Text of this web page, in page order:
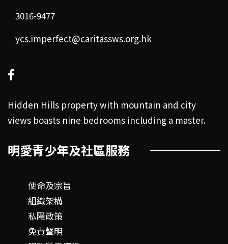
3016-9477
ycs.imperfect@caritassws.org.hk
Hidden Hills property with mountain and city
views boasts nine bedrooms including a master.
明愛青少年及社區服務
使命及宗旨
組織架構
私隱政策
免責聲明